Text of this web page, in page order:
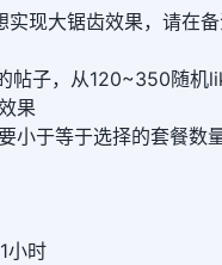
现大锯齿效果，请在
帖子，从120~350随机
果
小于等于选择的套餐数
小时